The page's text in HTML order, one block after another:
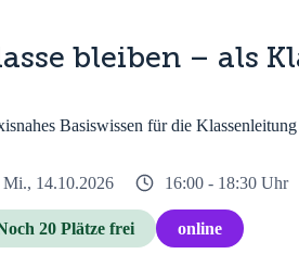
bleiben – als
Basiswissen für die Klassenleitung
Mi., 14.10.2026 16:00 - 18:30 Uhr
20 Plätze frei online